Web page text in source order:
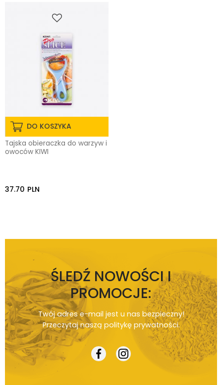
DO KOSZYKA
Tajska obieraczka do warzyw i
owoców KIWI
37.70 PLN
ŚLEDŹ NOWOŚCI I
PROMOCJE:
Twój adres e-mail jest u nas bezpieczny!
Przeczytaj naszą politykę prywatności.